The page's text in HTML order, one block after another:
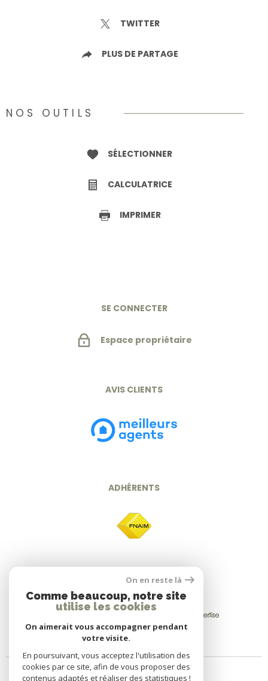
TWITTER
PLUS DE PARTAGE
NOS OUTILS
SÉLECTIONNER
CALCULATRICE
IMPRIMER
SE CONNECTER
Espace propriétaire
AVIS CLIENTS
ADHÉRENTS
On en reste là
Comme beaucoup, notre site
utilise les cookies
On aimerait vous accompagner pendant
votre visite.
En poursuivant, vous acceptez l'utilisation des
cookies par ce site, afin de vous proposer des
contenus adaptés et réaliser des statistiques !